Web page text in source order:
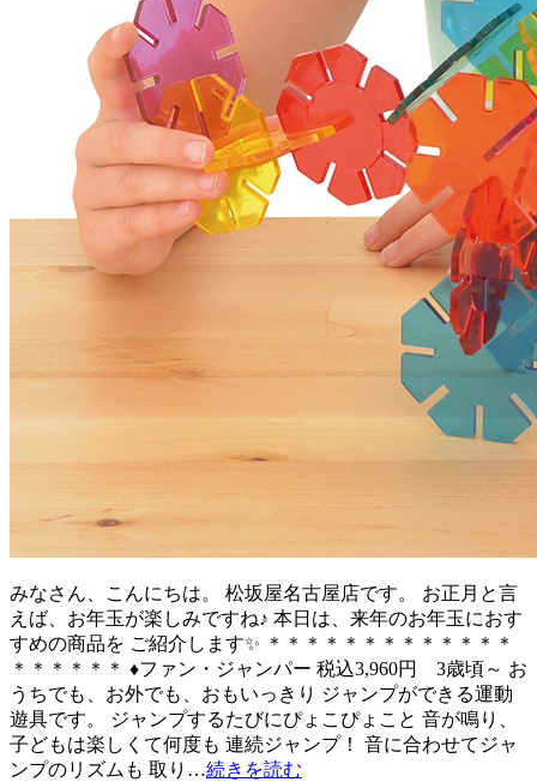
みなさん、こんにちは。 松坂屋名古屋店です。 お正月と言
えば、お年玉が楽しみですね♪ 本日は、来年のお年玉におす
すめの商品を ご紹介します✨ ＊＊＊＊＊＊＊＊＊＊＊＊＊
＊＊＊＊＊＊ ♦ファン・ジャンパー 税込3,960円 3歳頃～ お
うちでも、お外でも、おもいっきり ジャンプができる運動
遊具です。 ジャンプするたびにぴょこぴょこと 音が鳴り、
子どもは楽しくて何度も 連続ジャンプ！ 音に合わせてジャ
ンプのリズムも 取り…続きを読む